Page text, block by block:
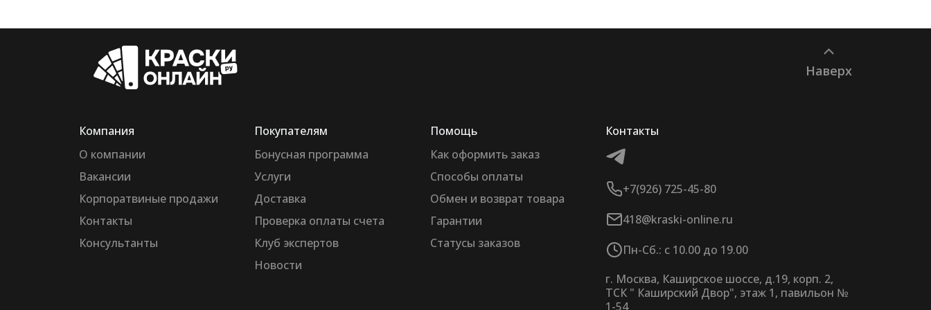
Наверх
Компания
О компании
Вакансии
Корпоратвиные продажи
Контакты
Консультанты
Покупателям
Бонусная программа
Услуги
Доставка
Проверка оплаты счета
Клуб экспертов
Новости
Помощь
Как оформить заказ
Способы оплаты
Обмен и возврат товара
Гарантии
Статусы заказов
Контакты
+7(926) 725-45-80
418@kraski-online.ru
Пн-Сб.: с 10.00 до 19.00
г. Москва, Каширское шоссе, д.19, корп. 2,
ТСК " Каширский Двор", этаж 1, павильон №
1-54